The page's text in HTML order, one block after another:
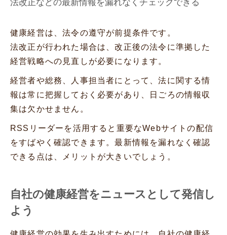
法改正などの最新情報を漏れなくチェックできる
健康経営は、法令の遵守が前提条件です。
法改正が行われた場合は、改正後の法令に準拠した
経営戦略への見直しが必要になります。
経営者や総務、人事担当者にとって、法に関する情
報は常に把握しておく必要があり、日ごろの情報収
集は欠かせません。
RSSリーダーを活用すると重要なWebサイトの配信
をすばやく確認できます。最新情報を漏れなく確認
できる点は、メリットが大きいでしょう。
自社の健康経営をニュースとして発信し
よう